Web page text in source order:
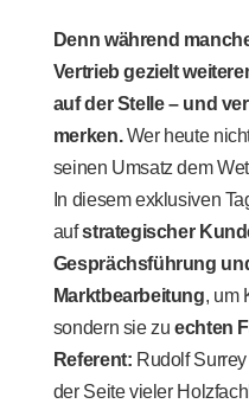
Denn während
Vertrieb gezielt
auf der Stelle – und
merken.Wer heute
seinen Umsatz dem
In diesem exklusiven
aufstrategischer
Gesprächsführung
Marktbearbeitung, um
sondern sie zuechten
Referent: Rudolf
der Seite vieler